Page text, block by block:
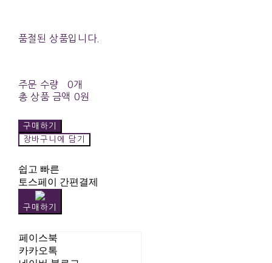
품절된 상품입니다.
주문 수량
0개
총 상품 금액 0원
구매하기
장바구니에 담기
쉽고 빠른
토스페이 간편결제
구매하기
페이스북
카카오톡